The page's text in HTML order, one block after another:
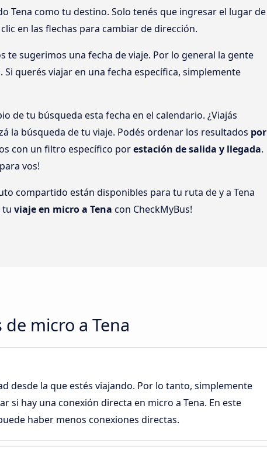
Tena como tu destino. Solo tenés que ingresar el lugar de
en las flechas para cambiar de dirección.
te sugerimos una fecha de viaje. Por lo general la gente
querés viajar en una fecha específica, simplemente
de tu búsqueda esta fecha en el calendario. ¿Viajás
la búsqueda de tu viaje. Podés ordenar los resultados por
con un filtro específico porestación de salida y llegada.
vos!
compartido están disponibles para tu ruta de y a Tena
tu viaje en micro a Tena con CheckMyBus!
micro a Tena
desde la que estés viajando. Por lo tanto, simplemente
hay una conexión directa en micro a Tena. En este
haber menos conexiones directas.